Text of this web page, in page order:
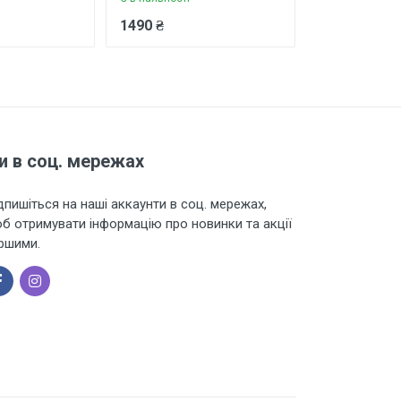
1490 ₴
в соц. мережах
на наші аккаунти в соц. мережах,
отримувати інформацію про новинки та акції